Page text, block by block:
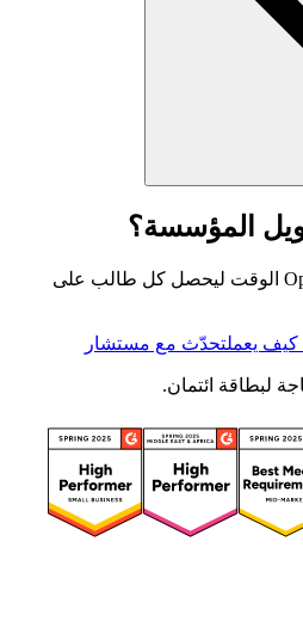
المؤسسة؟
اكتشف كيف يوفّر OpenEduCat الوقت ليحصل كل طالب على
يعملتحدّث مع مستشار